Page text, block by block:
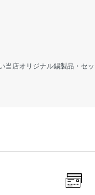
当店オリジナル錫製品・セ